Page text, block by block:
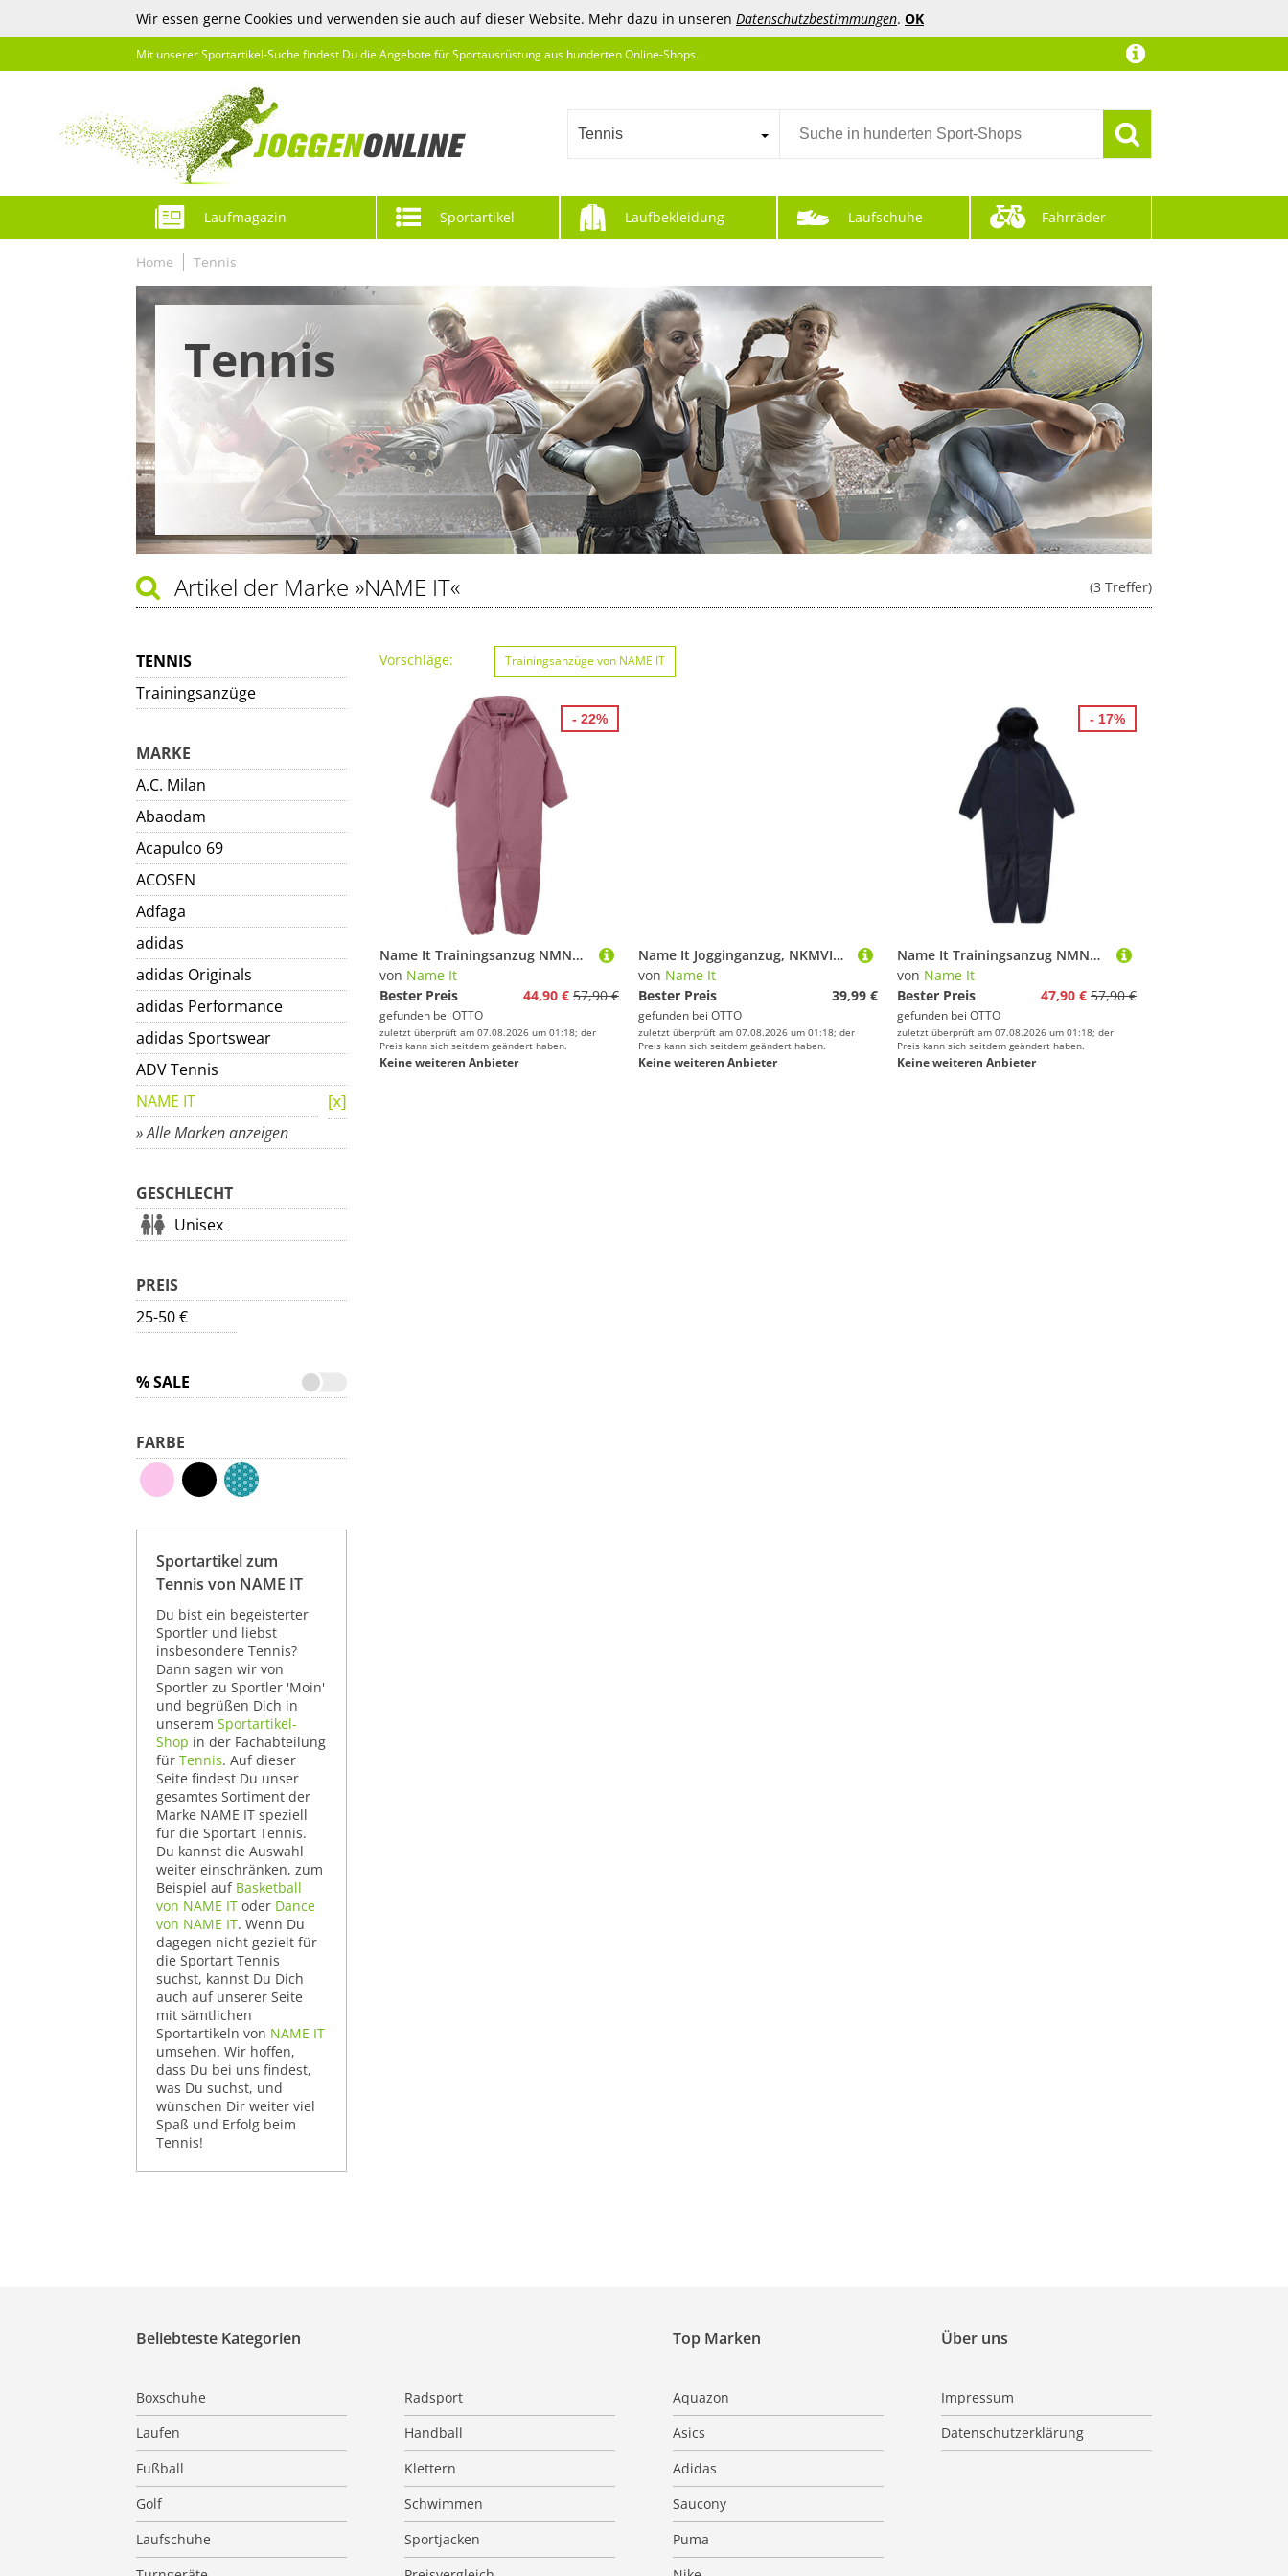
Wir essen gerne Cookies und verwenden sie auch auf dieser Website. Mehr dazu in unseren Datenschutzbestimmungen. OK
Mit unserer Sportartikel-Suche findest Du die Angebote für Sportausrüstung aus hunderten Online-Shops.
Tennis
Laufmagazin Sportartikel Laufbekleidung Laufschuhe Fahrräder
Home Tennis
Tennis
(3 Treffer)
Artikel der Marke »NAME IT«
TENNIS
Trainingsanzüge
MARKE
A.C. Milan
Abaodam
Acapulco 69
ACOSEN
Adfaga
adidas
adidas Originals
adidas Performance
adidas Sportswear
ADV Tennis
NAME IT
» Alle Marken anzeigen
GESCHLECHT
Unisex
PREIS
25-50 €
% SALE
FARBE
Sportartikel zum
Tennis von NAME IT
Du bist ein begeisterter
Sportler und liebst
insbesondere Tennis?
Dann sagen wir von
Sportler zu Sportler 'Moin'
und begrüßen Dich in
unserem Sportartikel-
Shop in der Fachabteilung
für Tennis. Auf dieser
Seite findest Du unser
gesamtes Sortiment der
Marke NAME IT speziell
für die Sportart Tennis.
Du kannst die Auswahl
weiter einschränken, zum
Beispiel auf Basketball
von NAME IT oder Dance
von NAME IT. Wenn Du
dagegen nicht gezielt für
die Sportart Tennis
suchst, kannst Du Dich
auch auf unserer Seite
mit sämtlichen
Sportartikeln von NAME IT
umsehen. Wir hoffen,
dass Du bei uns findest,
was Du suchst, und
wünschen Dir weiter viel
Spaß und Erfolg beim
Tennis!
Vorschläge: Trainingsanzüge von NAME IT
Name It Trainingsanzug NMNAlfa (1-tlg)
von Name It
Bester Preis
44,90 € 57,90 €
gefunden bei OTTO
zuletzt überprüft am 07.08.2026 um 01:18; der
Preis kann sich seitdem geändert haben.
Keine weiteren Anbieter
- 22%
Name It Jogginganzug, NKMVIAN SWEAT SET BRU
von Name It
Bester Preis
39,99 €
gefunden bei OTTO
zuletzt überprüft am 07.08.2026 um 01:18; der
Preis kann sich seitdem geändert haben.
Keine weiteren Anbieter
Name It Trainingsanzug NMNAlfa (1-tlg)
von Name It
Bester Preis
47,90 € 57,90 €
gefunden bei OTTO
zuletzt überprüft am 07.08.2026 um 01:18; der
Preis kann sich seitdem geändert haben.
Keine weiteren Anbieter
- 17%
Über uns
Impressum
Datenschutzerklärung
Beliebteste Kategorien
Boxschuhe
Radsport
Laufen
Handball
Fußball
Klettern
Golf
Schwimmen
Laufschuhe
Sportjacken
Top Marken
Aquazon
Asics
Adidas
Saucony
Puma